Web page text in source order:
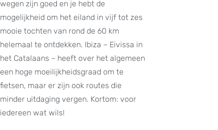
wegen zijn goed en je hebt de
mogelijkheid om het eiland in vijf tot zes
mooie tochten van rond de 60 km
helemaal te ontdekken. Ibiza – Eivissa in
het Catalaans – heeft over het algemeen
een hoge moeilijkheidsgraad om te
fietsen, maar er zijn ook routes die
minder uitdaging vergen. Kortom: voor
iedereen wat wils!